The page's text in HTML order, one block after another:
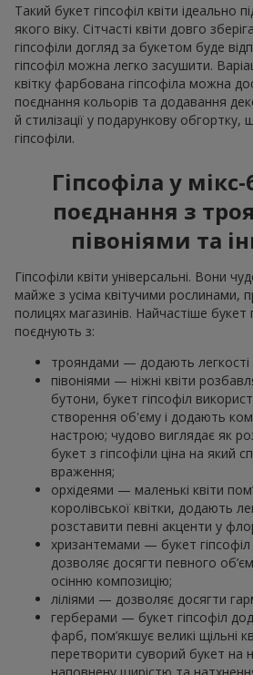
Такий букет гіпсофіл квіти ідеально
якого віку. Сітчасті квіти довго
гіпсофіли догляд за букетом буде
гіпсофіл можна легко засушити.
квітку фарбована гіпсофіла можна
поєднання кольорів та додавання
й стилізації у подарункову
гіпсофіли.
Гіпсофіла у
поєднання з
півоніями та
Гіпсофіли квіти універсальні. Вони
майже з усіма квітучими рослинами,
полицях магазинів. Найчастіше букет
поєднують з:
трояндами — додають легкості
півоніями — ніжні квіти
бутони, букет гіпсофіл
створення об'єму і додають
настрою; чудово виглядає як
букет з гіпсофіли ціна на який
враження;
орхідеями — маленькі квіти
королівської квітки, додають
розставити певні акценти у
хризантемами — букет
дозволяє досягти певного
осінню композицію;
ліліями — дозволяє досягти
герберами — букет гіпсофіл
фарб, пом’якшує великі щільні
перетворити суворий букет на
наповнену щирістю та